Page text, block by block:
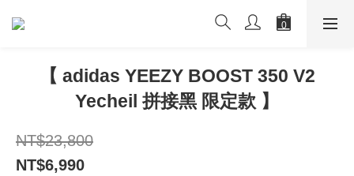
【 adidas YEEZY BOOST 350 V2
Yecheil 拼接黑 限定款 】
NT$23,800
NT$6,990